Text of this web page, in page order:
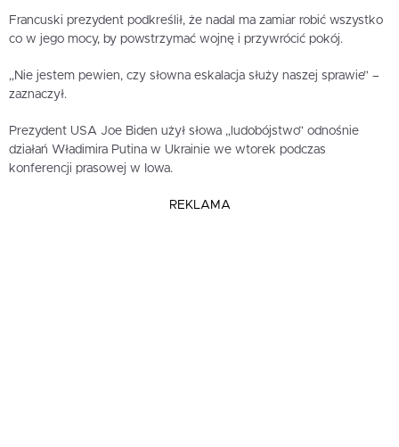
Francuski prezydent podkreślił, że nadal ma zamiar robić wszystko
co w jego mocy, by powstrzymać wojnę i przywrócić pokój.
„Nie jestem pewien, czy słowna eskalacja służy naszej sprawie” –
zaznaczył.
Prezydent USA Joe Biden użył słowa „ludobójstwo” odnośnie
działań Władimira Putina w Ukrainie we wtorek podczas
konferencji prasowej w Iowa.
REKLAMA